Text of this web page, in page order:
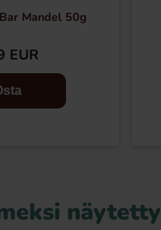
Mandel 50g
EUR
näytetty